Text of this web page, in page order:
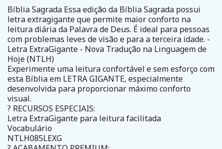
Bíblia Sagrada Essa edição da Bíblia Sagrada possui
letra extragigante que permite maior conforto na
leitura diária da Palavra de Deus. É ideal para pessoas
com problemas leves de visão e para a terceira idade. -
Letra ExtraGigante - Nova Tradução na Linguagem de
Hoje (NTLH)
Experimente uma leitura confortável e sem esforço com
esta Bíblia em LETRA GIGANTE, especialmente
desenvolvida para proporcionar máximo conforto
visual.
? RECURSOS ESPECIAIS:
Letra ExtraGigante para leitura facilitada
Vocabulário
NTLH085LEXG